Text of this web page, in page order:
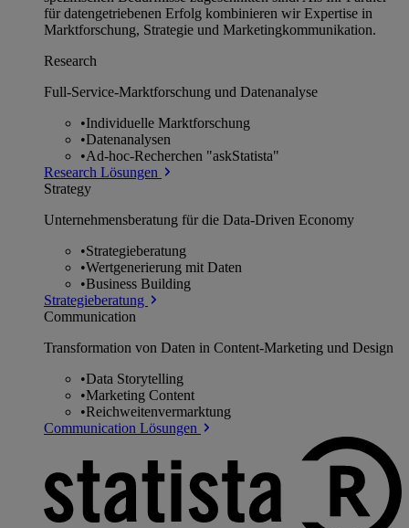
für datengetriebenen Erfolg kombinieren wir Expertise in
Marktforschung, Strategie und Marketingkommunikation.
Research
Full-Service-Marktforschung und Datenanalyse
•Individuelle Marktforschung
•Datenanalysen
•Ad-hoc-Recherchen "askStatista"
Research Lösungen
Strategy
Unternehmens­beratung für die Data-Driven Economy
•Strategieberatung
•Wertgenerierung mit Daten
•Business Building
Strategieberatung
Communication
Transformation von Daten in Content-Marketing und Design
•Data Storytelling
•Marketing Content
•Reichweitenvermarktung
Communication Lösungen